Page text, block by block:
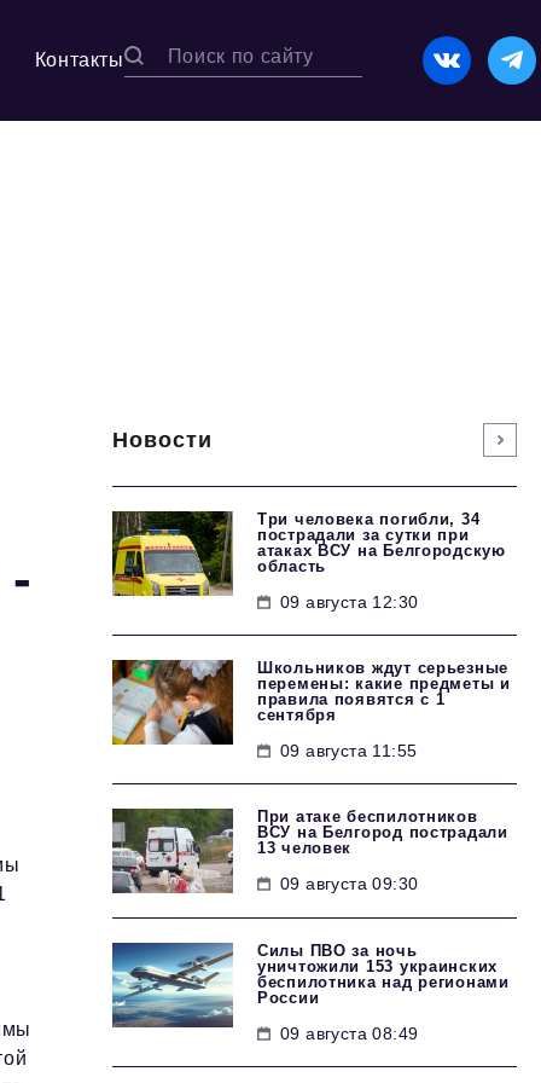
Контакты
Новости
Три человека погибли, 34
пострадали за сутки при
атаках ВСУ на Белгородскую
область
09 августа 12:30
Школьников ждут серьезные
перемены: какие предметы и
правила появятся с 1
сентября
09 августа 11:55
При атаке беспилотников
ВСУ на Белгород пострадали
13 человек
09 августа 09:30
Силы ПВО за ночь
уничтожили 153 украинских
беспилотника над регионами
России
09 августа 08:49